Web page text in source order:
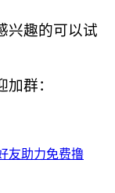
兴趣的可以试
群：
友助力免费撸